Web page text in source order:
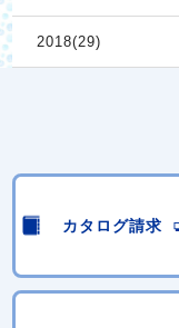
2018(29)
カタログ請求